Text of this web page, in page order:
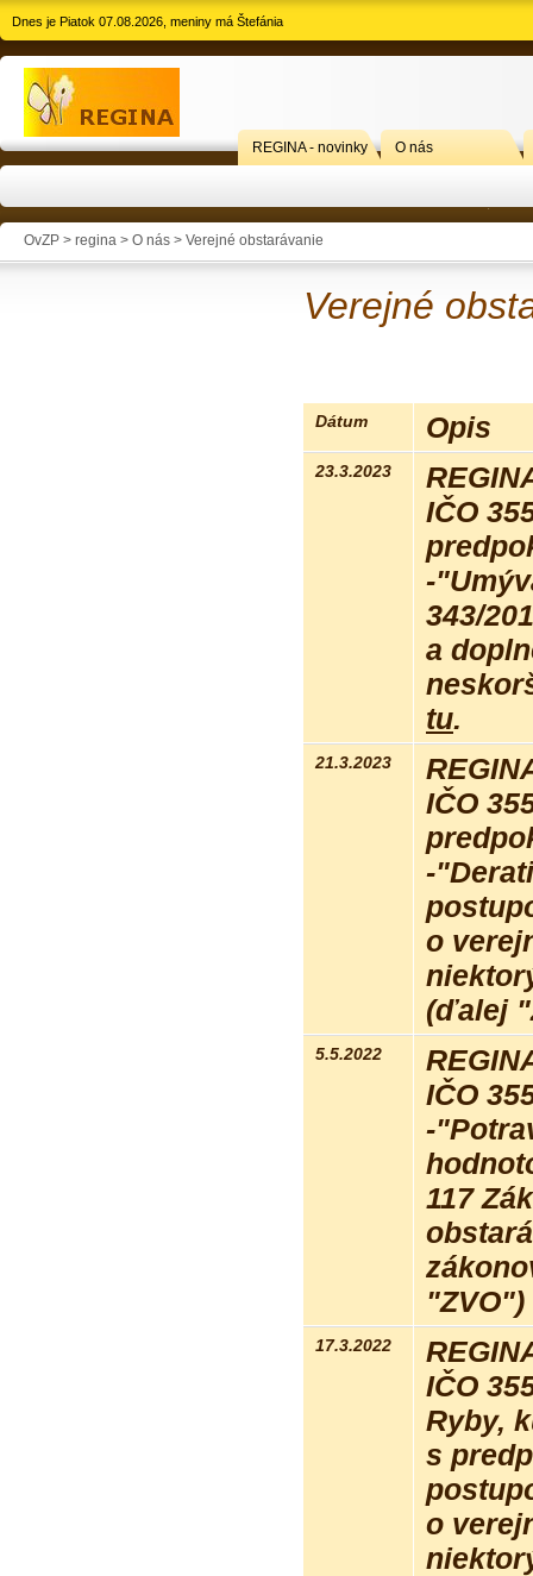
Dnes je Piatok 07.08.2026, meniny má Štefánia
REGINA - novinky O nás
OvZP > regina > O nás > Verejné obstarávanie
Verejné
Dátum Opis
23.3.2023
IČO
-
343/
a
tu.
21.3.2023
IČO
-
o
(ďalej
5.5.2022
IČO
-
117
17.3.2022
IČO
Ryby,
s
o